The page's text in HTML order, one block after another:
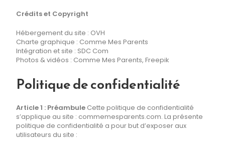
Crédits et Copyright
Hébergement du site : OVH
Charte graphique : Comme Mes Parents
Intégration et site : SDC Com
Photos & vidéos : Comme Mes Parents, Freepik
Politique de confidentialité
Article 1 : Préambule Cette politique de confidentialité
s’applique au site : commemesparents.com. La présente
politique de confidentialité a pour but d’exposer aux
utilisateurs du site :